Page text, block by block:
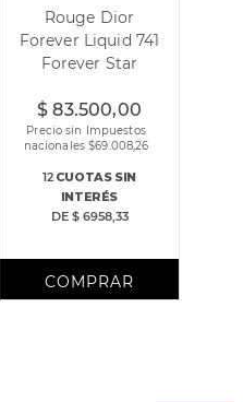
Rouge Dior
Forever Liquid 741
Forever Star
$ 83.500,00
Precio sin Impuestos
nacionales $69.008,26
12CUOTAS SIN
INTERÉS
DE $ 6958,33